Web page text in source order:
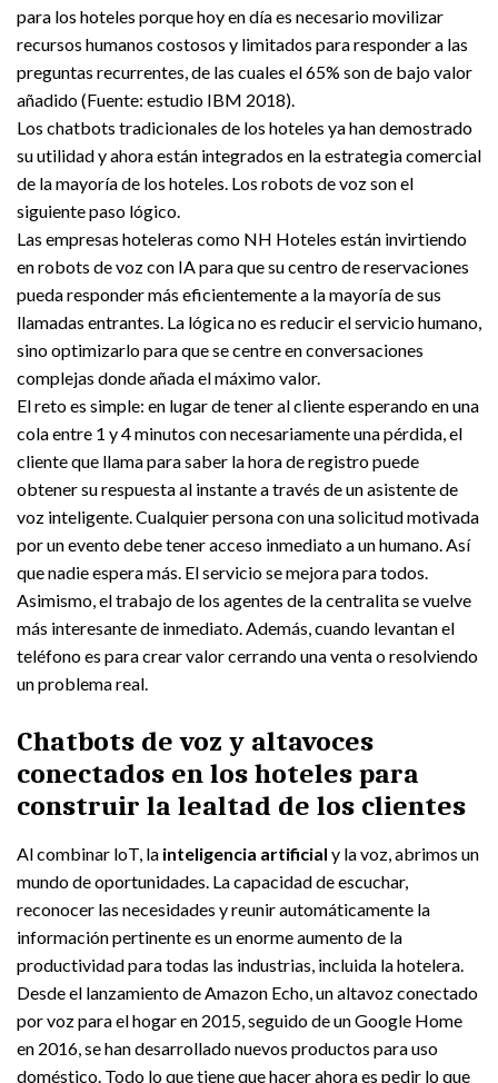
para los hoteles porque hoy en día es necesario movilizar
recursos humanos costosos y limitados para responder a las
preguntas recurrentes, de las cuales el 65% son de bajo valor
añadido (Fuente: estudio IBM 2018).
Los chatbots tradicionales de los hoteles ya han demostrado
su utilidad y ahora están integrados en la estrategia comercial
de la mayoría de los hoteles. Los robots de voz son el
siguiente paso lógico.
Las empresas hoteleras como NH Hoteles están invirtiendo
en robots de voz con IA para que su centro de reservaciones
pueda responder más eficientemente a la mayoría de sus
llamadas entrantes. La lógica no es reducir el servicio humano,
sino optimizarlo para que se centre en conversaciones
complejas donde añada el máximo valor.
El reto es simple: en lugar de tener al cliente esperando en una
cola entre 1 y 4 minutos con necesariamente una pérdida, el
cliente que llama para saber la hora de registro puede
obtener su respuesta al instante a través de un asistente de
voz inteligente. Cualquier persona con una solicitud motivada
por un evento debe tener acceso inmediato a un humano. Así
que nadie espera más. El servicio se mejora para todos.
Asimismo, el trabajo de los agentes de la centralita se vuelve
más interesante de inmediato. Además, cuando levantan el
teléfono es para crear valor cerrando una venta o resolviendo
un problema real.
Chatbots de voz y altavoces
conectados en los hoteles para
construir la lealtad de los clientes
Al combinar loT, la inteligencia artificial y la voz, abrimos un
mundo de oportunidades. La capacidad de escuchar,
reconocer las necesidades y reunir automáticamente la
información pertinente es un enorme aumento de la
productividad para todas las industrias, incluida la hotelera.
Desde el lanzamiento de Amazon Echo, un altavoz conectado
por voz para el hogar en 2015, seguido de un Google Home
en 2016, se han desarrollado nuevos productos para uso
doméstico. Todo lo que tiene que hacer ahora es pedir lo que